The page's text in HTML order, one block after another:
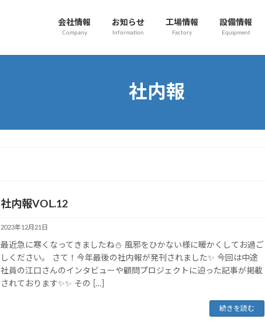
会社情報
Company
お知らせ
Information
工場情報
Factory
設備情報
Equipment
社内報
社内報VOL.12
2023年12月21日
最近急に寒くなってきましたね⛄ 風邪をひかない様に暖かくしてお過ご
しください。 さて！今年最後の社内報が発刊されました✨ 今回は中途
社員の江口さんのインタビューや顧問プロジェクトに迫った記事が掲載
されております✨✨ その […]
続きを読む